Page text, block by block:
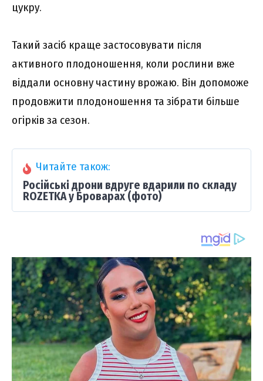
цукру.
Такий засіб краще застосовувати після
активного плодоношення, коли рослини вже
віддали основну частину врожаю. Він допоможе
продовжити плодоношення та зібрати більше
огірків за сезон.
Читайте також:
Російські дрони вдруге вдарили по складу
ROZETKA у Броварах (фото)